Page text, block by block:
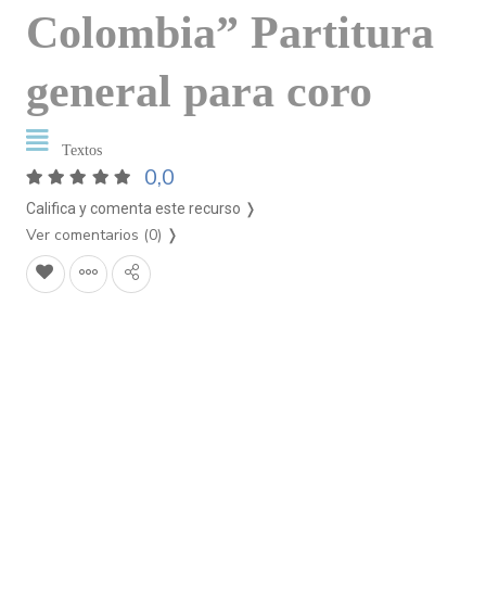
Colombia” Partitura
general para coro
Textos
0,0
Califica y comenta este recurso ❭
Ver comentarios (0) ❭